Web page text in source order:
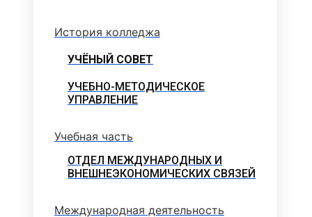
История колледжа
УЧЁНЫЙ СОВЕТ
УЧЕБНО-МЕТОДИЧЕСКОЕ
УПРАВЛЕНИЕ
Учебная часть
ОТДЕЛ МЕЖДУНАРОДНЫХ И
ВНЕШНЕЭКОНОМИЧЕСКИХ СВЯЗЕЙ
Международная деятельность